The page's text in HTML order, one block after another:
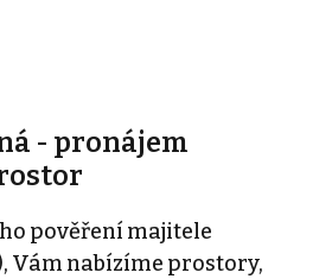
- pronájem
pověření majitele
Vám nabízíme prostory,